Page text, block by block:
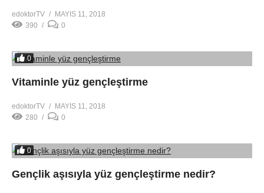
edoktorTV
MAYIS 11, 2018
390
0
0
Vitaminle yüz gençleştirme
edoktorTV
MAYIS 11, 2018
280
0
0
Gençlik aşısıyla yüz gençleştirme nedir?